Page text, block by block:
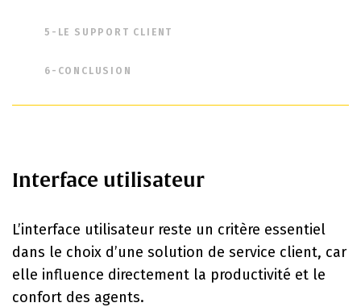
5-LE SUPPORT CLIENT
6-CONCLUSION
Interface utilisateur
L’interface utilisateur reste un critère essentiel
dans le choix d’une solution de service client, car
elle influence directement la productivité et le
confort des agents.